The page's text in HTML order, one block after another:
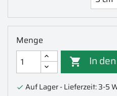
Menge
 In
 Auf Lager - Lieferzeit: 3-5